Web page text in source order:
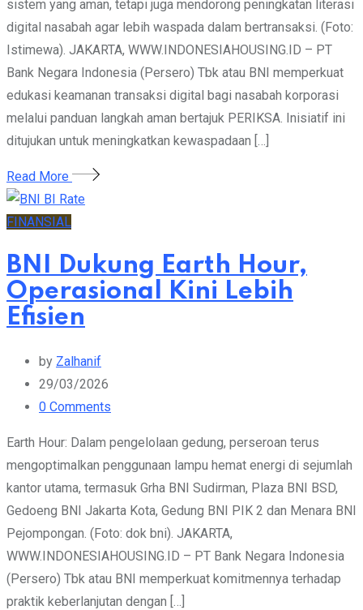
sistem yang aman, tetapi juga mendorong peningkatan literasi
digital nasabah agar lebih waspada dalam bertransaksi. (Foto:
Istimewa). JAKARTA, WWW.INDONESIAHOUSING.ID – PT
Bank Negara Indonesia (Persero) Tbk atau BNI memperkuat
edukasi keamanan transaksi digital bagi nasabah korporasi
melalui panduan langkah aman bertajuk PERIKSA. Inisiatif ini
ditujukan untuk meningkatkan kewaspadaan […]
Read More
FINANSIAL
BNI Dukung Earth Hour,
Operasional Kini Lebih
Efisien
by Zalhanif
29/03/2026
0 Comments
Earth Hour: Dalam pengelolaan gedung, perseroan terus
mengoptimalkan penggunaan lampu hemat energi di sejumlah
kantor utama, termasuk Grha BNI Sudirman, Plaza BNI BSD,
Gedoeng BNI Jakarta Kota, Gedung BNI PIK 2 dan Menara BNI
Pejompongan. (Foto: dok bni). JAKARTA,
WWW.INDONESIAHOUSING.ID – PT Bank Negara Indonesia
(Persero) Tbk atau BNI memperkuat komitmennya terhadap
praktik keberlanjutan dengan […]